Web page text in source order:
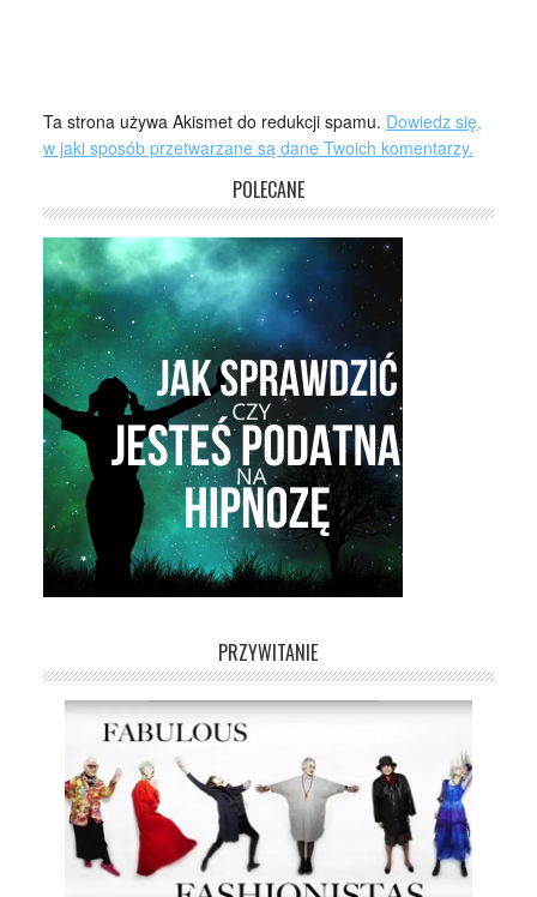
Ta strona używa Akismet do redukcji spamu. Dowiedz się,
w jaki sposób przetwarzane są dane Twoich komentarzy.
POLECANE
PRZYWITANIE